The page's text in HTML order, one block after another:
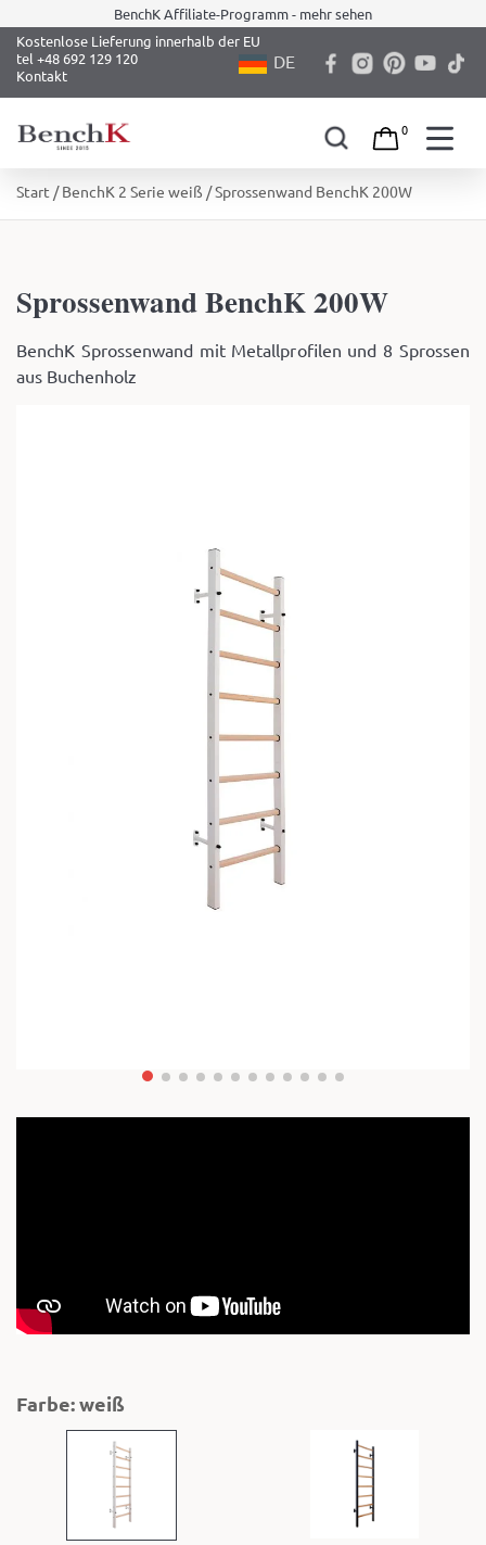
BenchK Affiliate-Programm - mehr sehen
Kostenlose Lieferung innerhalb der EU
tel +48 692 129 120
Kontakt
DE
0
Start /BenchK 2 Serie weiß / Sprossenwand BenchK 200W
Sprossenwand BenchK 200W
BenchK Sprossenwand mit Metallprofilen und 8 Sprossen
aus Buchenholz
Farbe: weiß